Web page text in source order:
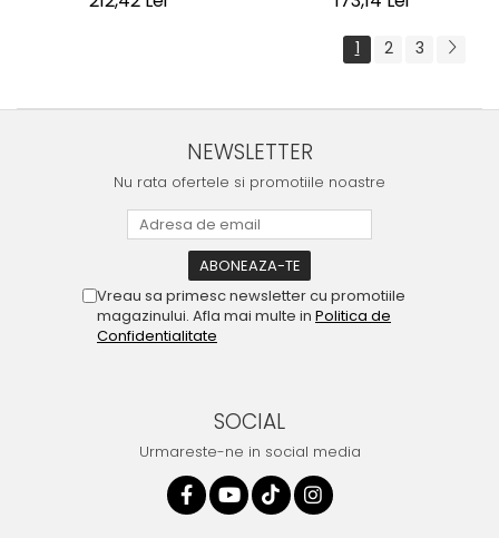
1 2 3
NEWSLETTER
Nu rata ofertele si promotiile noastre
Vreau sa primesc newsletter cu promotiile
magazinului. Afla mai multe in Politica de
Confidentialitate
SOCIAL
Urmareste-ne in social media